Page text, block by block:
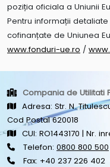
poziția oficiala a Uniunii
Pentru informații
cofinanțate de Uniunea
www.fonduri-ue.ro /
Compania de Utilitati
Adresa: Str. N.
Cod Postal 620018
CUI: RO1443170 | Nr.
Telefon: 0800 800 500
Fax: +40 237 226 402